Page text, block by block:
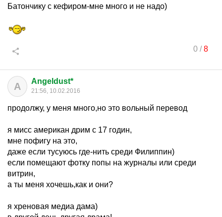
Батончику с кефиром-мне много и не надо)
0/8
A Angeldust*
21:56, 10.02.2016
продолжу, у меня много,но это вольный перевод
я мисс американ дрим с 17 годин,
мне пофигу на это,
даже если тусуюсь где-нить среди Филиппин)
если помещают фотку попы на журналы или среди
витрин,
а ты меня хочешь,как и они?
я хреновая медиа дама)